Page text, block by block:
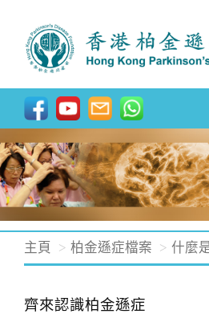
主頁 柏金遜症檔案 什麼
齊來認識柏金遜症